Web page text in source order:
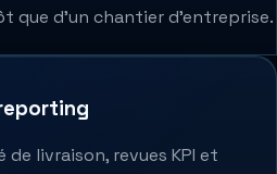
d’un chantier d’entreprise.
livraison, revues KPI et